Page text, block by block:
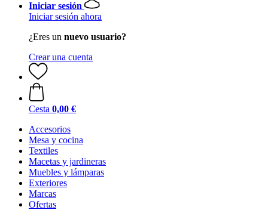
Iniciar sesión
Iniciar sesión ahora
¿Eres un nuevo usuario?
Crear una cuenta
Cesta 0,00 €
Accesorios
Mesa y cocina
Textiles
Macetas y jardineras
Muebles y lámparas
Exteriores
Marcas
Ofertas